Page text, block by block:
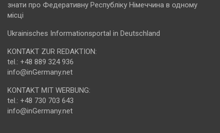
знати про Федеративну Республіку Німеччина в одному
місці
Ukrainisches Informationsportal in Deutschland
KONTAKT ZUR REDAKTION:
tel.: +48 889 324 936
info@inGermany.net
KONTAKT MIT WERBUNG:
tel.: +48 730 703 643
info@inGermany.net